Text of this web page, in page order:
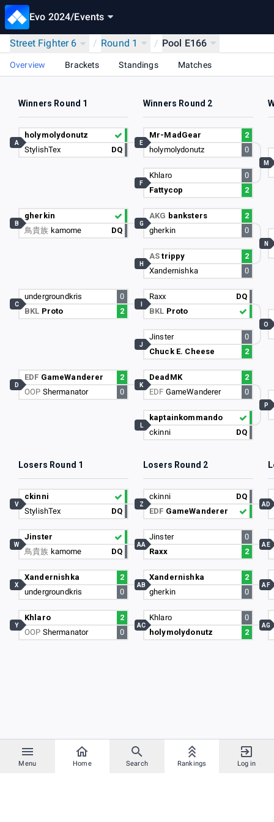
Evo 2024/Events
Menu Home Search Rankings Log in
Street Fighter 6 / Round 1 / Pool E166
Overview Brackets Standings Matches
Winners Round 1 Winners Round 2
holymolydonutz
StylishTex
DQ
A
gherkin
鳥貴族 kamome DQ
B
undergroundkris
0
BKL Proto 2
C
EDF GameWanderer
2
OOP Shermanator 0
D
Mr-MadGear
2
holymolydonutz
0
E
Khlaro
0
Fattycop
2
F
AKG banksters
2
gherkin
0
G
AStrippy
2
Xandernishka
0
H
Raxx
DQ
BKL Proto
Jinster
0
Chuck E. Cheese
2
J
DeadMK
2
EDF GameWanderer 0
K
kaptainkommando
ckinni
DQ
L
M
N
O
P
Losers Round 1 Losers Round 2
ckinni
StylishTex
DQ
V
Jinster
鳥貴族 kamome DQ
W
Xandernishka
2
undergroundkris
0
X
Khlaro
2
OOP Shermanator 0
Y
ckinni
DQ
EDF GameWanderer
Z
Jinster
0
Raxx
2
AA
Xandernishka
2
gherkin
0
AB
Khlaro
0
holymolydonutz
2
AC
AD
AE
AF
AG